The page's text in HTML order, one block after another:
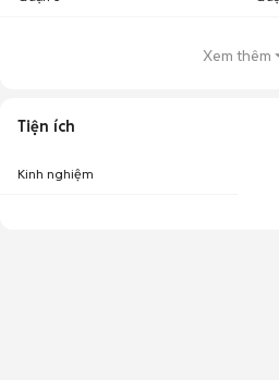
Xem thêm
Tiện ích
Kinh nghiệm